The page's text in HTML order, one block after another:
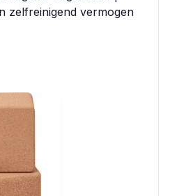
zelfreinigend vermogen